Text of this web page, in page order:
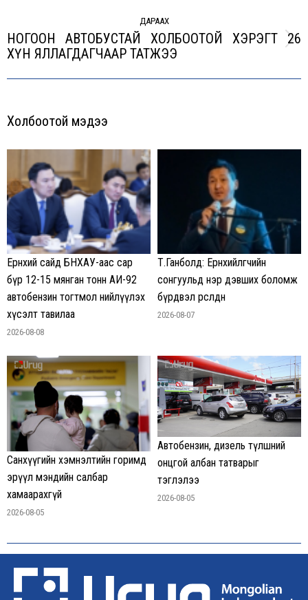
ДАРААХ
Next
НОГООН АВТОБУСТАЙ ХОЛБООТОЙ ХЭРЭГТ 26
ХҮН ЯЛЛАГДАГЧААР ТАТЖЭЭ
Холбоотой мэдээ
Ерөнхий сайд БНХАУ-аас сар
бүр 12-15 мянган тонн АИ-92
автобензин тогтмол нийлүүлэх
хүсэлт тавилаа
2026-08-08
Т.Ганболд: Ерөнхийлөгчийн
сонгуульд нэр дэвших боломж
бүрдвэл өрсөлдөнө
2026-08-07
Санхүүгийн хэмнэлтийн горимд
эрүүл мэндийн салбар
хамаарахгүй
2026-08-05
Автобензин, дизель түлшний
онцгой албан татварыг
тэглэлээ
2026-08-05